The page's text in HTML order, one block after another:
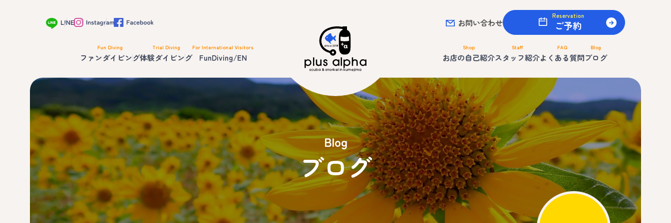
お問い合わせ
Reservation
ご予約
Fun Diving
ファンダイビング
Trial Diving
体験ダイビング
For International Visitors
FunDiving/EN
Shop
お店の自己紹介
Staff
スタッフ紹介
FAQ
よくある質問
Blog
ブログ
Blog
ブログ